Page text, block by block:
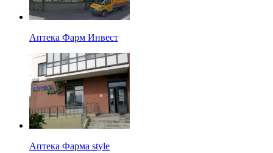
Аптека Фарм Инвест
Аптека Фарма style